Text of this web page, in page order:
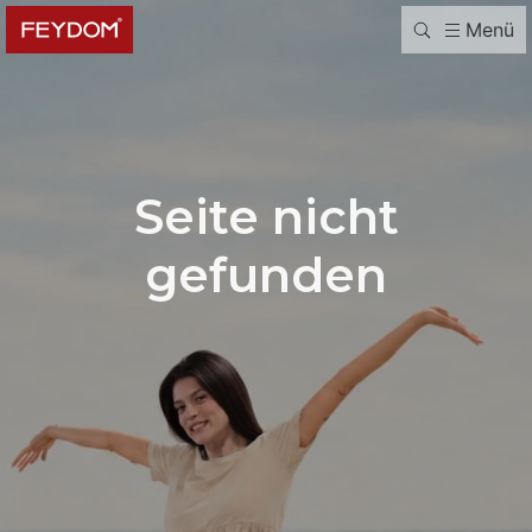
Menü
Seite nicht
gefunden